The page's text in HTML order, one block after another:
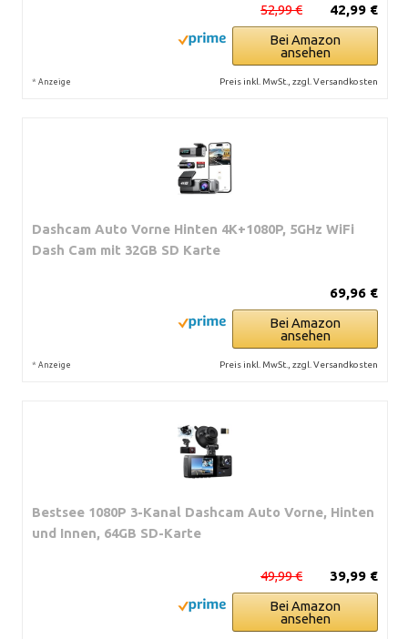
42,99 €
52,99 €
Bei Amazon
ansehen
* Anzeige Preis inkl. MwSt., zzgl. Versandkosten
Dashcam Auto Vorne Hinten 4K+1080P, 5GHz WiFi
Dash Cam mit 32GB SD Karte
69,96 €
Bei Amazon
ansehen
* Anzeige Preis inkl. MwSt., zzgl. Versandkosten
Bestsee 1080P 3-Kanal Dashcam Auto Vorne, Hinten
und Innen, 64GB SD-Karte
39,99 €
49,99 €
Bei Amazon
ansehen